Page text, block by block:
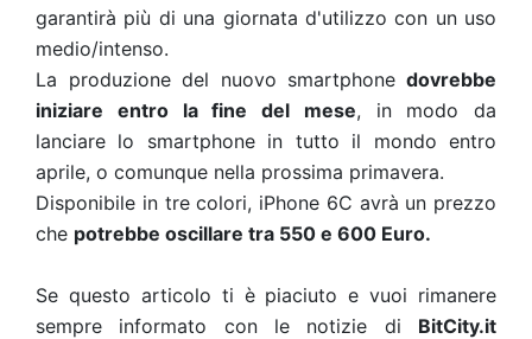
garantirà più di una giornata d'utilizzo con un uso
medio/intenso.
La produzione del nuovo smartphone dovrebbe
iniziare entro la fine del mese, in modo da
lanciare lo smartphone in tutto il mondo entro
aprile, o comunque nella prossima primavera.
Disponibile in tre colori, iPhone 6C avrà un prezzo
che potrebbe oscillare tra 550 e 600 Euro.
Se questo articolo ti è piaciuto e vuoi rimanere
sempre informato con le notizie di BitCity.it